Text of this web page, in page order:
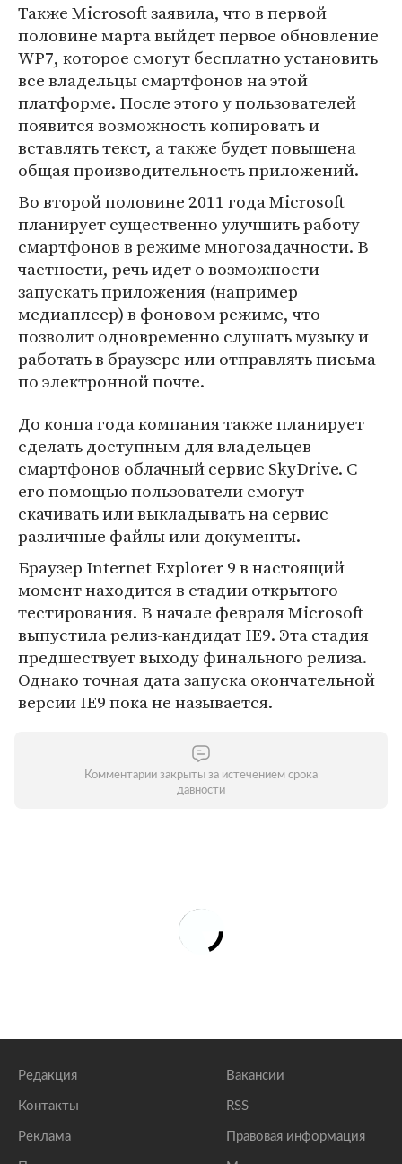
Также Microsoft заявила, что в первой
половине марта выйдет первое обновление
WP7, которое смогут бесплатно установить
все владельцы смартфонов на этой
платформе. После этого у пользователей
появится возможность копировать и
вставлять текст, а также будет повышена
общая производительность приложений.
Во второй половине 2011 года Microsoft
планирует существенно улучшить работу
смартфонов в режиме многозадачности. В
частности, речь идет о возможности
запускать приложения (например
медиаплеер) в фоновом режиме, что
позволит одновременно слушать музыку и
работать в браузере или отправлять письма
по электронной почте.
До конца года компания также планирует
сделать доступным для владельцев
смартфонов облачный сервис SkyDrive. C
его помощью пользователи смогут
скачивать или выкладывать на сервис
различные файлы или документы.
Браузер Internet Explorer 9 в настоящий
момент находится в стадии открытого
тестирования. В начале февраля Microsoft
выпустила релиз-кандидат IE9. Эта стадия
предшествует выходу финального релиза.
Однако точная дата запуска окончательной
версии IE9 пока не называется.
Комментарии закрыты за истечением срока
давности
Редакция
Контакты
Реклама
Вакансии
RSS
Правовая информация